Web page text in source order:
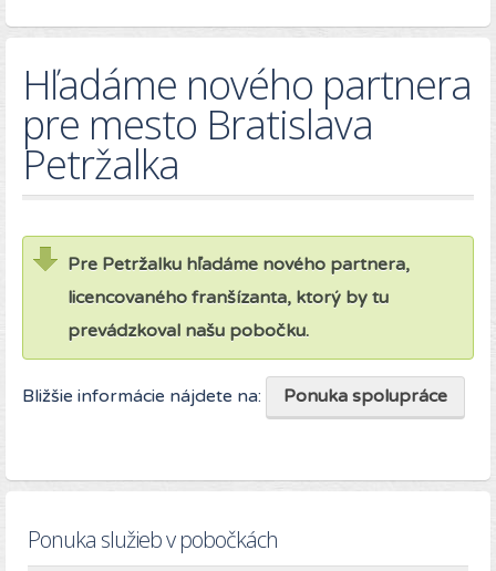
Hľadáme nového partnera
pre mesto Bratislava
Petržalka
Pre Petržalku hľadáme nového partnera,
licencovaného franšízanta, ktorý by tu
prevádzkoval našu pobočku.
Bližšie informácie nájdete na: Ponuka spolupráce
Ponuka služieb v pobočkách